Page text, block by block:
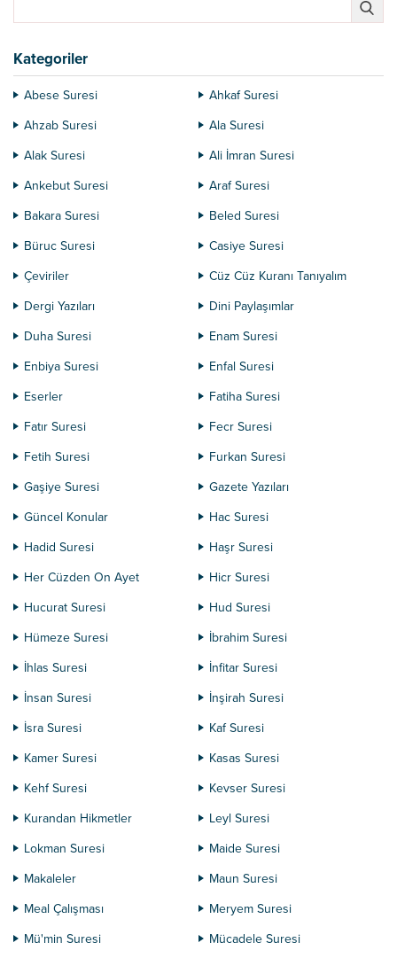
Kategoriler
Abese Suresi
Ahkaf Suresi
Ahzab Suresi
Ala Suresi
Alak Suresi
Ali İmran Suresi
Ankebut Suresi
Araf Suresi
Bakara Suresi
Beled Suresi
Büruc Suresi
Casiye Suresi
Çeviriler
Cüz Cüz Kuranı Tanıyalım
Dergi Yazıları
Dini Paylaşımlar
Duha Suresi
Enam Suresi
Enbiya Suresi
Enfal Suresi
Eserler
Fatiha Suresi
Fatır Suresi
Fecr Suresi
Fetih Suresi
Furkan Suresi
Gaşiye Suresi
Gazete Yazıları
Güncel Konular
Hac Suresi
Hadid Suresi
Haşr Suresi
Her Cüzden On Ayet
Hicr Suresi
Hucurat Suresi
Hud Suresi
Hümeze Suresi
İbrahim Suresi
İhlas Suresi
İnfitar Suresi
İnsan Suresi
İnşirah Suresi
İsra Suresi
Kaf Suresi
Kamer Suresi
Kasas Suresi
Kehf Suresi
Kevser Suresi
Kurandan Hikmetler
Leyl Suresi
Lokman Suresi
Maide Suresi
Makaleler
Maun Suresi
Meal Çalışması
Meryem Suresi
Mü'min Suresi
Mücadele Suresi